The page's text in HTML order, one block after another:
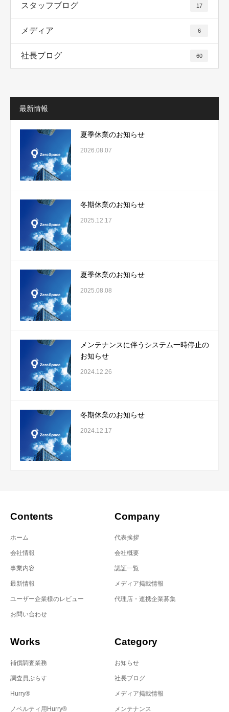
スタッフブログ 17
メディア 6
社長ブログ 60
最新情報
夏季休業のお知らせ
2026.08.07
冬期休業のお知らせ
2025.12.17
夏季休業のお知らせ
2025.08.08
メンテナンスに伴うシステム一時停止の
お知らせ
2024.12.26
冬期休業のお知らせ
2024.12.17
Contents
ホーム
会社情報
事業内容
最新情報
ユーザー企業様のレビュー
お問い合わせ
Company
代表挨拶
会社概要
認証一覧
メディア掲載情報
代理店・連携企業募集
Works
補償調査業務
調査員ぷらす
Hurry®
ノベルティ用Hurry®
Category
お知らせ
社長ブログ
メディア掲載情報
メンテナンス